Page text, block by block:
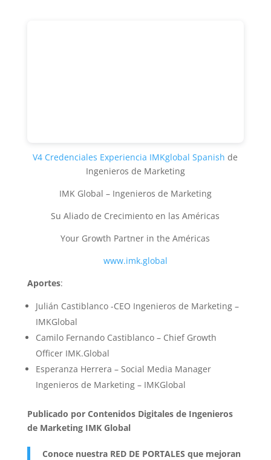
V4 Credenciales Experiencia IMKglobal Spanish de
Ingenieros de Marketing
IMK Global – Ingenieros de Marketing
Su Aliado de Crecimiento en las Américas
Your Growth Partner in the Américas
www.imk.global
Aportes:
Julián Castiblanco -CEO Ingenieros de Marketing –
IMKGlobal
Camilo Fernando Castiblanco – Chief Growth
Officer IMK.Global
Esperanza Herrera – Social Media Manager
Ingenieros de Marketing – IMKGlobal
Publicado por Contenidos Digitales de Ingenieros
de Marketing IMK Global
Conoce nuestra RED DE PORTALES que mejoran